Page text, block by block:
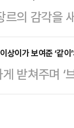
감독 특유의
에 성장해
화의 폭도
이 향유했
합니다. <
르의 감각을
1995년생
판타스틱영
참여한 이
단편부터 장
상이가 보여준 ‘같
받쳐주며 ‘
을 조성했다